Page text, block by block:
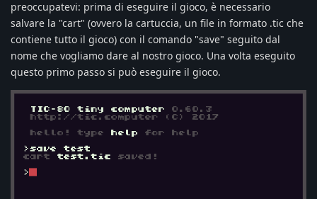
preoccupatevi: prima di eseguire il gioco, è necessario
salvare la "cart" (ovvero la cartuccia, un file in formato .tic che
contiene tutto il gioco) con il comando "save" seguito dal
nome che vogliamo dare al nostro gioco. Una volta eseguito
questo primo passo si può eseguire il gioco.